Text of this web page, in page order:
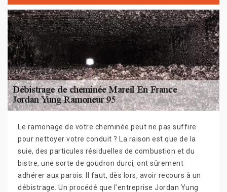
Le ramonage de votre cheminée peut ne pas suffire
pour nettoyer votre conduit ? La raison est que de la
suie, des particules résiduelles de combustion et du
bistre, une sorte de goudron durci, ont sûrement
adhérer aux parois. Il faut, dès lors, avoir recours à un
débistrage. Un procédé que l’entreprise Jordan Yung